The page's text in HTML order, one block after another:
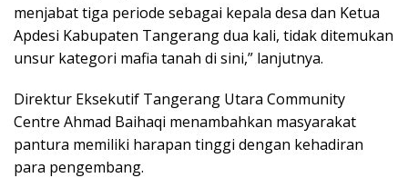
menjabat tiga periode sebagai kepala desa dan Ketua
Apdesi Kabupaten Tangerang dua kali, tidak ditemukan
unsur kategori mafia tanah di sini,” lanjutnya.
Direktur Eksekutif Tangerang Utara Community
Centre Ahmad Baihaqi menambahkan masyarakat
pantura memiliki harapan tinggi dengan kehadiran
para pengembang.